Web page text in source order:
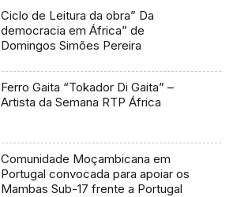
Ciclo de Leitura da obra” Da
democracia em África” de
Domingos Simões Pereira
Ferro Gaita “Tokador Di Gaita” –
Artista da Semana RTP África
Comunidade Moçambicana em
Portugal convocada para apoiar os
Mambas Sub-17 frente a Portugal